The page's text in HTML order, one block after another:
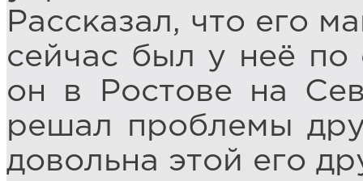
Рассказал, что его
сейчас был у неё
он в Ростове на
решал проблемы
довольна этой его